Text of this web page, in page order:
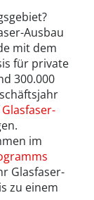
Ausbau
mit dem
für private
300.000
Glasfaser-
im
Glasfaser-
zu einem